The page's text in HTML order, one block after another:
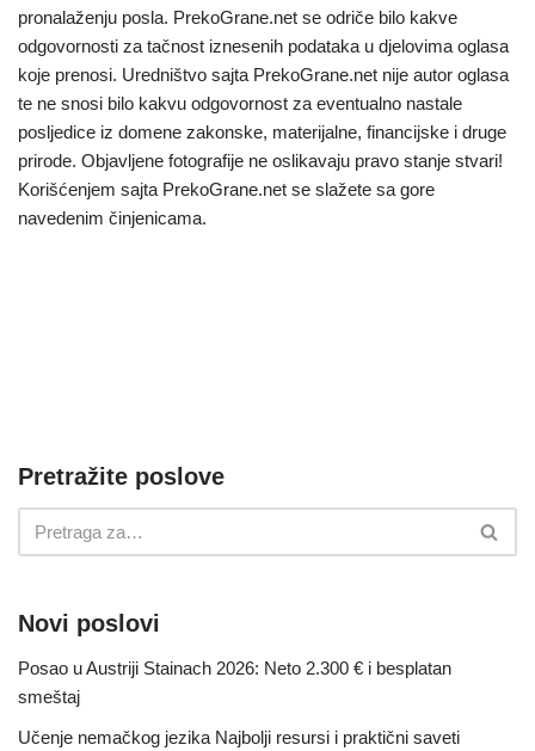
pronalaženju posla. PrekoGrane.net se odriče bilo kakve
odgovornosti za tačnost iznesenih podataka u djelovima oglasa
koje prenosi. Uredništvo sajta PrekoGrane.net nije autor oglasa
te ne snosi bilo kakvu odgovornost za eventualno nastale
posljedice iz domene zakonske, materijalne, financijske i druge
prirode. Objavljene fotografije ne oslikavaju pravo stanje stvari!
Korišćenjem sajta PrekoGrane.net se slažete sa gore
navedenim činjenicama.
Pretražite poslove
Novi poslovi
Posao u Austriji Stainach 2026: Neto 2.300 € i besplatan
smeštaj
Učenje nemačkog jezika Najbolji resursi i praktični saveti